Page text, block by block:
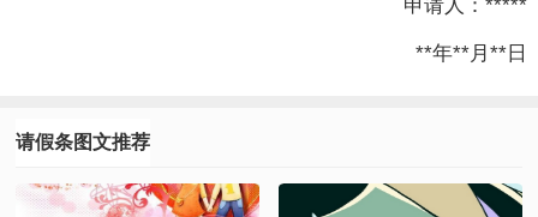
申请人：*****
**年**月**日
请假条图文推荐